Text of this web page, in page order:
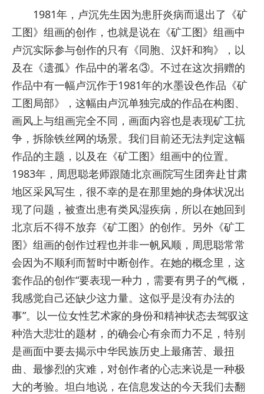
1981年，卢沉先生因为患肝炎病而退出了《矿
工图》组画的创作，也就是说在《矿工图》组画中
卢沉实际参与创作的只有《同胞、汉奸和狗》，以
及在《遗孤》作品中的署名③。不过在这次捐赠的
作品中有一幅卢沉作于1981年的水墨设色作品《矿
工图局部》，这幅由卢沉单独完成的作品在构图、
画风上与组画完全不同，画面内容也是表现矿工抗
争，拆除铁丝网的场景。我们目前还无法判定这幅
作品的主题，以及在《矿工图》组画中的位置。
1983年，周思聪老师跟随北京画院写生团奔赴甘肃
地区采风写生，很不幸的是在那里她的身体状况出
现了问题，被查出患有类风湿疾病，所以在她回到
北京后不得不放弃《矿工图》的创作。另外《矿工
图》组画的创作过程也并非一帆风顺，周思聪常常
会因为不顺利而暂时中断创作。在她的概念里，这
套作品的创作“要表现一种力，需要有男子的气概，
我感觉自己还缺少这力量。这似乎是没有办法的
事”。以一位女性艺术家的身份和精神状态去驾驭这
种浩大悲壮的题材，的确会心有余而力不足，特别
是画面中要去揭示中华民族历史上最痛苦、最扭
曲、最惨烈的灾难，对创作者的心志来说是一种极
大的考验。坦白地说，在信息发达的今天我们去翻